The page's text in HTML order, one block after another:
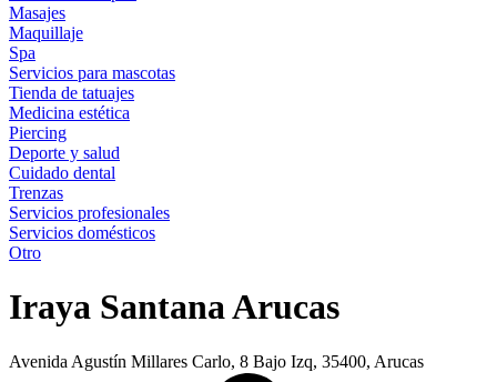
Masajes
Maquillaje
Spa
Servicios para mascotas
Tienda de tatuajes
Medicina estética
Piercing
Deporte y salud
Cuidado dental
Trenzas
Servicios profesionales
Servicios domésticos
Otro
Iraya Santana Arucas
Avenida Agustín Millares Carlo, 8 Bajo Izq, 35400, Arucas